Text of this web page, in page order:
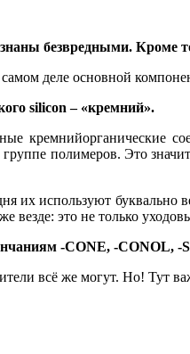
безвредными. Кроме
деле основной
silicon – «кремний».
кремнийорганические
полимеров. Это
их используют буквально
это не только
-CONE, -CONOL, -
всё же могут. Но! Тут